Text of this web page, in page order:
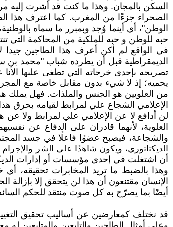
السكن بالمجان. وهذا ما كنت قد أشرت إليه
الصحراء جزءًا من المغرب. كما اعترف هذا
الوطن"، أي أينما وُجد وبمبرر ما سماه
حبه للوطن و حبه للملكية من المحاكمة
في الواقع لم أكن أعرف هذا الطاجين جيدا
الديمقراطية قبل أن يطرده شباب "محمد بن
تصريحه بإحدى خرجاته التي تطغى عليها
يحميه؛ إذ لا شيء بدون مقابل خاصة مع
من العلويين هو الجنس والملذات. فهل يملك
الإعلامي الشجاع علي لمرابط لقيامه
لن أدافع لا عن الإعلامي علي لمرابط ولا عن
العلوية، لأنهما قادران على الدفاع عن
والشجاعة، فيصبح عضوًا فاعلًا في جسد
الديكتاتوري، ويكون شاهدًا على الشر
أن اشتغلت في إحدى مؤسسات أو إدارات
وهذا بالضبط ما تريد المخابرات تحقيقه، أي
الإنسان مقتنعون أن هذا لن يتحقق إلا بإزالة
أيضًا بما يصرّح به كل صوت منتقد للحكم
قد نختلف كمعارضين عن أساليب تحقيق